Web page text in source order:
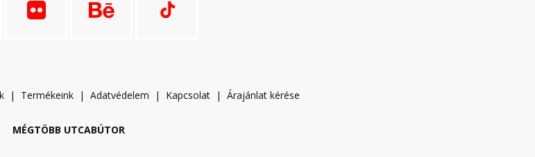
| Termékeink | Adatvédelem | Kapcsolat | Árajánlat kérése
MÉGTÖBB UTCABÚTOR